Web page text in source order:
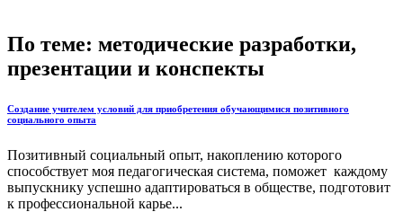
По теме: методические разработки,
презентации и конспекты
Создание учителем условий для приобретения обучающимися позитивного
социального опыта
Позитивный социальный опыт, накоплению которого
способствует моя педагогическая система, поможет каждому
выпускнику успешно адаптироваться в обществе, подготовит
к профессиональной карье...